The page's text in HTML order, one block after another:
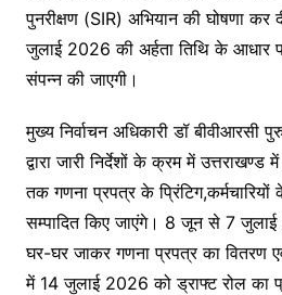
पुनरीक्षण (SIR) अभियान की घोषणा कर
जुलाई 2026 की अर्हता तिथि के आधार
संपन्न की जाएगी।
मुख्य निर्वाचन अधिकारी डॉ बीवीआरसी
द्वारा जारी निर्देशों के क्रम में
तक गणना प्रपत्र के प्रिंटिग,कर्मचारियों
सम्पादित किए जाएंगे। 8 जून से 7 जुलाई
घर-घर जाकर गणना प्रपत्र का वितरण
में 14 जुलाई 2026 को ड्राफ्ट रोल का